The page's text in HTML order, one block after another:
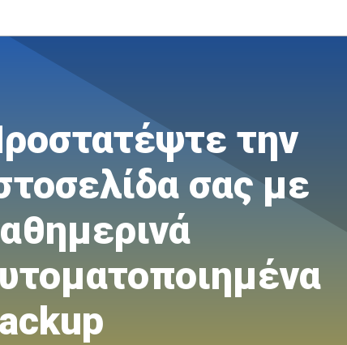
την
σαςμε